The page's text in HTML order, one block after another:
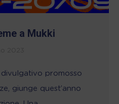
a Mukki
divulgativo promosso
giunge quest’anno